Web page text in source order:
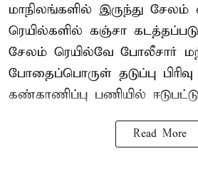
மாநிலங்களில் இருந்து சேலம்
ரெயில்களில் கஞ்சா
சேலம் ரெயில்வே போலீசார்
போதைப்பொருள் தடுப்பு
கண்காணிப்பு பணியில்
Read More